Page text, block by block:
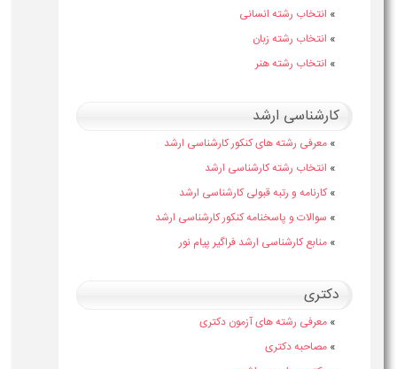
» انتخاب رشته انسانی
» انتخاب رشته زبان
» انتخاب رشته هنر
کارشناسی ارشد
» معرفی رشته های کنکور کارشناسی ارشد
» انتخاب رشته کارشناسی ارشد
» کارنامه و رتبه قبولی کارشناسی ارشد
» سوالات و پاسخنامه کنکور کارشناسی ارشد
» منابع کارشناسی ارشد فراگیر پیام نور
دکتری
» معرفی رشته های آزمون دکتری
» مصاحبه دکتری